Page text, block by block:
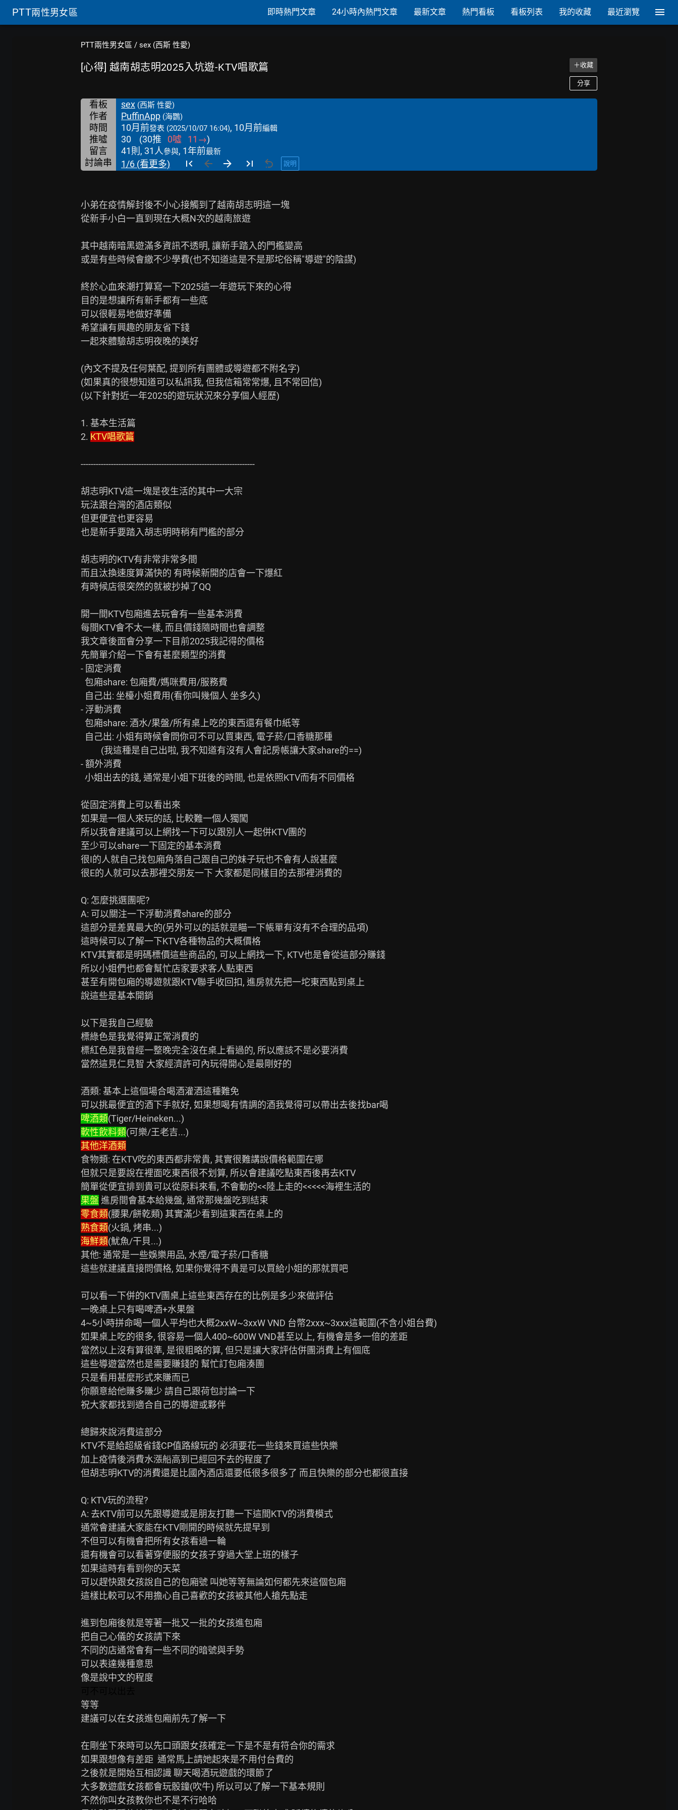
PTT兩性男女區 即時熱門文章 24小時內熱門文章 最新文章 熱門看板 看板列表 我的收藏 最近瀏覽
PTT兩性男女區 / sex (西斯 性愛)
[心得] 越南胡志明2025入坑遊-KTV唱歌篇 ＋收藏
分享
看板 sex (西斯 性愛)
作者 PuffinApp (海鸚)
時間 10月前發表 (2025/10/07 16:04), 10月前編輯
推噓 30 (30推 0噓 11 →)
留言
41則, 31人參與, 1年前最新
討論串 1/6 (看更多) 說明
小弟在疫情解封後不小心接觸到了越南胡志明這一塊
從新手小白一直到現在大概N次的越南旅遊
其中越南暗黑遊滿多資訊不透明, 讓新手踏入的門檻變高
或是有些時候會繳不少學費(也不知道這是不是那坨俗稱"導遊"的陰謀)
終於心血來潮打算寫一下2025這一年遊玩下來的心得
目的是想讓所有新手都有一些底
可以很輕易地做好準備
希望讓有興趣的朋友省下錢
一起來體驗胡志明夜晚的美好
(內文不提及任何葉配, 提到所有團體或導遊都不附名字)
(如果真的很想知道可以私訊我, 但我信箱常常爆, 且不常回信)
(以下針對近一年2025的遊玩狀況來分享個人經歷)
1. 基本生活篇
2. KTV唱歌篇
---------------------------------------------------------------------
胡志明KTV這一塊是夜生活的其中一大宗
玩法跟台灣的酒店類似
但更便宜也更容易
也是新手要踏入胡志明時稍有門檻的部分
胡志明的KTV有非常非常多間
而且汰換速度算滿快的 有時候新開的店會一下爆紅
有時候店很突然的就被抄掉了QQ
開一間KTV包廂進去玩會有一些基本消費
每間KTV會不太一樣, 而且價錢隨時間也會調整
我文章後面會分享一下目前2025我記得的價格
先簡單介紹一下會有甚麼類型的消費
- 固定消費
- 浮動消費
- 額外消費
從固定消費上可以看出來
如果是一個人來玩的話, 比較難一個人獨闖
所以我會建議可以上網找一下可以跟別人一起併KTV團的
至少可以share一下固定的基本消費
很I的人就自己找包廂角落自己跟自己的妹子玩也不會有人說甚麼
很E的人就可以去那裡交朋友一下 大家都是同樣目的去那裡消費的
Q: 怎麼挑選團呢?
A: 可以關注一下浮動消費share的部分
這部分是差異最大的(另外可以的話就是瞄一下帳單有沒有不合理的品項)
這時候可以了解一下KTV各種物品的大概價格
KTV其實都是明碼標價這些商品的, 可以上網找一下, KTV也是會從這部分賺錢
所以小姐們也都會幫忙店家要求客人點東西
甚至有開包廂的導遊就跟KTV聯手收回扣, 進房就先把一坨東西點到桌上
說這些是基本開銷
以下是我自己經驗
標綠色是我覺得算正常消費的
標紅色是我曾經一整晚完全沒在桌上看過的, 所以應該不是必要消費
當然這見仁見智 大家經濟許可內玩得開心是最剛好的
酒類: 基本上這個場合喝酒灌酒這種難免
啤酒類
軟性飲料類
其他洋酒類
食物類: 在KTV吃的東西都非常貴, 其實很難講說價格範圍在哪
但就只是要說在裡面吃東西很不划算, 所以會建議吃點東西後再去KTV
果盤
零食類
熟食類
海鮮類(魷魚/干貝...)
其他: 通常是一些娛樂用品, 水煙/電子菸/口香糖
這些就建議直接問價格, 如果你覺得不貴是可以買給小姐的那就買吧
可以看一下併的KTV團桌上這些東西存在的比例是多少來做評估
一晚桌上只有喝啤酒+水果盤
4~5小時拼命喝一個人平均也大概2xxW~3xxW VND 台幣2xxx~3xxx這範圍(不含小姐台費)
如果桌上吃的很多, 很容易一個人400~600W VND甚至以上, 有機會是多一倍的差距
當然以上沒有算很準, 是很粗略的算, 但只是讓大家評估併團消費上有個底
這些導遊當然也是需要賺錢的 幫忙訂包廂湊團
只是看用甚麼形式來賺而已
你願意給他賺多賺少 請自己跟荷包討論一下
祝大家都找到適合自己的導遊或夥伴
總歸來說消費這部分
KTV不是給超級省錢CP值路線玩的 必須要花一些錢來買這些快樂
加上疫情後消費水漲船高到已經回不去的程度了
但胡志明KTV的消費還是比國內酒店還要低很多很多了 而且快樂的部分也都很直接
Q: KTV玩的流程?
A: 去KTV前可以先跟導遊或是朋友打聽一下這間KTV的消費模式
通常會建議大家能在KTV剛開的時候就先提早到
不但可以有機會把所有女孩看過一輪
還有機會可以看著穿便服的女孩子穿過大堂上班的樣子
如果這時有看到你的天菜
可以趕快跟女孩說自己的包廂號 叫她等等無論如何都先來這個包廂
這樣比較可以不用擔心自己喜歡的女孩被其他人搶先點走
進到包廂後就是等著一批又一批的女孩進包廂
把自己心儀的女孩請下來
不同的店通常會有一些不同的暗號與手勢
可以表達幾種意思
等等
建議可以在女孩進包廂前先了解一下
在剛坐下來時可以先口頭跟女孩確定一下是不是有符合你的需求
如果跟想像有差距  通常馬上請她起來是不用付台費的
之後就是開始互相認識 聊天喝酒玩遊戲的環節了
大多數遊戲女孩都會玩骰鐘(吹牛) 所以可以了解一下基本規則
不然你叫女孩教你也不是不行哈哈